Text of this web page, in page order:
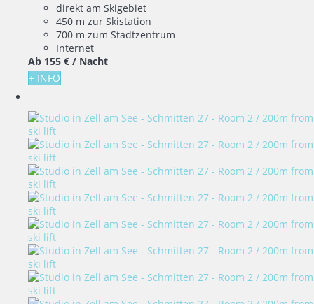
direkt am Skigebiet
450 m zur Skistation
700 m zum Stadtzentrum
Internet
Ab 155 € / Nacht
+ INFO